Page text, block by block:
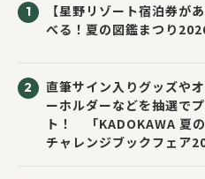
【星野リゾート宿泊券が
べる！夏の図鑑まつり
直筆サイン入りグッズや
ーホルダーなどを抽選で
ト！ 「KADOKAWA 夏
チャレンジブックフェア